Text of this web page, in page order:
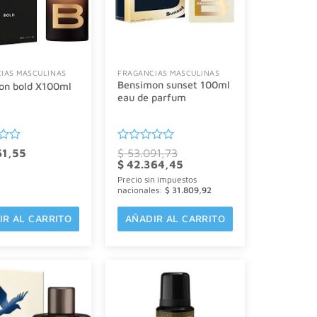
MASCULINAS
bold X100ml
AL CARRITO
FRAGANCIAS MASCULINAS
Bensimon sunset 100ml
eau de parfum
Valorado
con
0
de
5
$53.091,73
El
precio
original
era:
$ 42.364,45
actual
es:
Precio sin impuestos
nacionales:$ 31.809,92
AÑADIR AL CARRITO